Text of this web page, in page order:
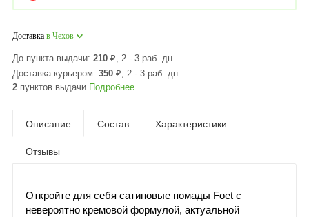
Доставка в Чехов
До пункта выдачи: 210 ₽, 2 - 3 раб. дн.
Доставка курьером: 350 ₽, 2 - 3 раб. дн.
2 пунктов выдачи Подробнее
Описание Состав Характеристики
Отзывы
Откройте для себя сатиновые помады Foet с
невероятно кремовой формулой, актуальной